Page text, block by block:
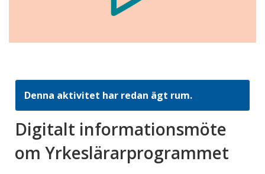
Denna aktivitet har redan ägt rum.
Digitalt informationsmöte
om Yrkeslärarprogrammet